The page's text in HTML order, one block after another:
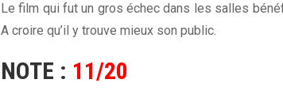
Le film qui fut un gros échec dans les salles
A croire qu’il y trouve mieux son public.
NOTE : 11/20